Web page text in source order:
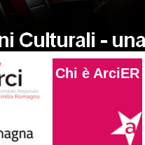
Chi è ArciER